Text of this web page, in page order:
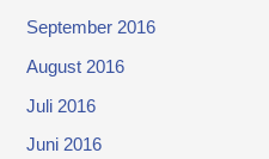
September 2016
August 2016
Juli 2016
Juni 2016